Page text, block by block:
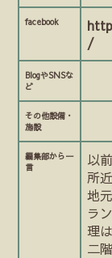
facebook
/
BlogやSNSな
ど
その他設備・
施設
編集部から一
言
以
所
地
ラ
理
二